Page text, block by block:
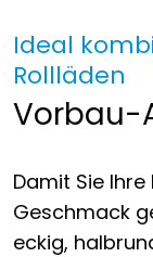
Ideal
Rollläden
Vorbau-
Damit Sie
Geschmack
eckig,